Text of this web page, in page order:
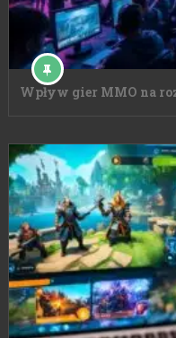
Wpływ gier MMO na